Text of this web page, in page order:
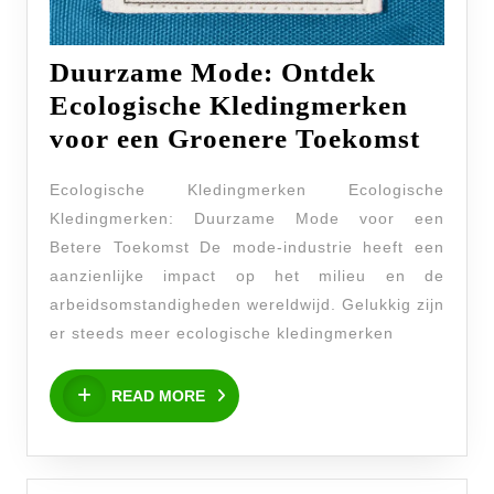
Duurzame Mode: Ontdek
Ecologische Kledingmerken
voor een Groenere Toekomst
voor
Ecologische Kledingmerken Ecologische
Kledingmerken: Duurzame Mode voor een
Betere Toekomst De mode-industrie heeft een
aanzienlijke impact op het milieu en de
arbeidsomstandigheden wereldwijd. Gelukkig zijn
er steeds meer ecologische kledingmerken
READ MORE
READ
MORE